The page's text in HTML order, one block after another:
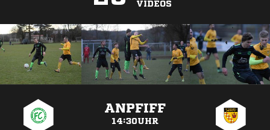
VIDEOS
ANPFIFF
14:30UHR